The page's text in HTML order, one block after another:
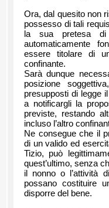
Ora, dal quesito non
possesso di tali
la sua pretesa di
automaticamente
essere titolare di
confinante.
Sarà dunque
posizione
presupposti di legge
a notificargli la
previste, restando
incluso l’altro
Ne consegue che il
di un valido ed
Tizio, può
quest’ultimo, senza
il nonno o l’attività
possano costituire
disporre del bene.